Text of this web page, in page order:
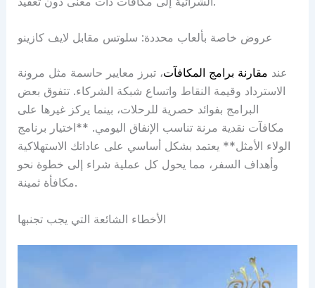
عروض خاصة بألعاب محددة: سلوتس مقابل لايف كازينو
عند مقارنة برامج المكافآت، تبرز معايير حاسمة مثل مرونة
الاسترداد وقيمة النقاط واتساع شبكة الشركاء. تتفوق بعض
البرامج بفوائد حصرية للرحلات، بينما يركز غيرها على
مكافآت نقدية مرنة تناسب الإنفاق اليومي. **اختيار برنامج
الولاء الأمثل** يعتمد بشكل أساسي على عاداتك الاستهلاكية
وأهداف السفر، مما يحول كل عملية شراء إلى خطوة نحو
مكافأة ثمينة.
الأخطاء الشائعة التي يجب تجنبها